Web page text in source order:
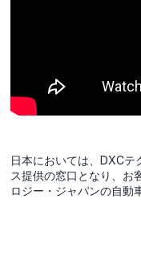
日本においては、DXC
ス提供の窓口となり、お
ロジー・ジャパンの自動